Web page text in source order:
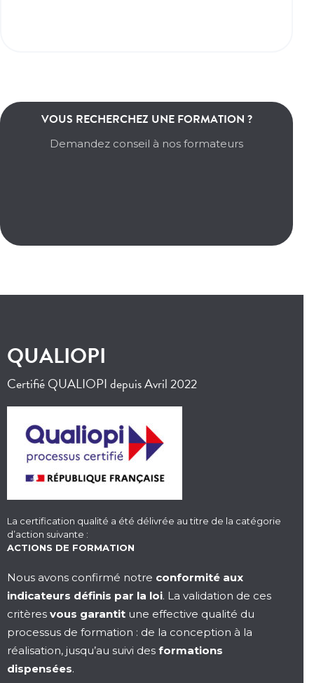
VOUS RECHERCHEZ UNE FORMATION ?
Demandez conseil à nos formateurs
EN SAVOIR +
QUALIOPI
Certifié QUALIOPI depuis Avril 2022
La certification qualité a été délivrée au titre de la catégorie
d’action suivante :
ACTIONS DE FORMATION
Nous avons confirmé notre conformité aux
indicateurs définis par la loi. La validation de ces
critères vous garantit une effective qualité du
processus de formation : de la conception à la
réalisation, jusqu’au suivi des formations
dispensées.